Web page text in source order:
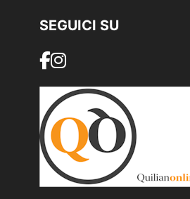
SEGUICI SU